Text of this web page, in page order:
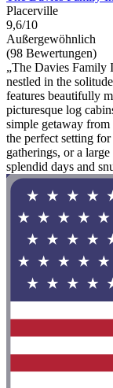
Placerville
9,6/10
Außergewöhnlich
(98 Bewertungen)
„The Davies Family
nestled in the
features beautifully
picturesque log
simple getaway
the perfect setting
gatherings, or a
splendid days and